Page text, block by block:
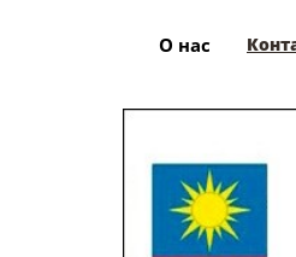
О нас